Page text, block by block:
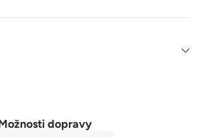
dopravy